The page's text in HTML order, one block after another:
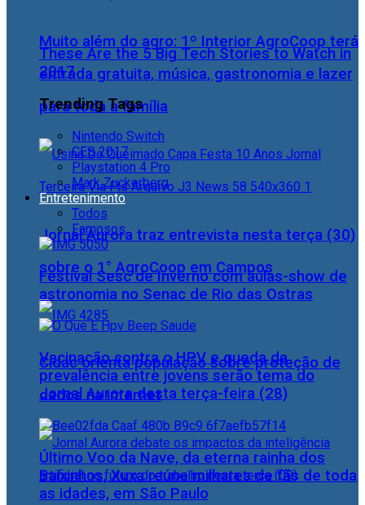
Muito além do agro: 1º Interior AgroCoop terá
entrada gratuita, música, gastronomia e lazer
para toda a família
Jornal Aurora traz entrevista nesta terça (30)
sobre o 1° AgroCoop em Campos
Cidac orienta população sobre proteção de
dados na internet
These Are the 5 Big Tech Stories to Watch in
2017
Trending Tags
Nintendo Switch
CES 2017
Playstation 4 Pro
Mark Zuckerberg
Entretenimento
Todos
Famosos
Festival Sesc de Inverno com aulas-show de
astronomia no Senac de Rio das Ostras
Vacinação contra o HPV e queda da
prevalência entre jovens serão tema do
Jornal Aurora desta terça-feira (28)
Último Voo da Nave, da eterna rainha dos
Baixinhos, Xuxa reúne milhares de fãs de toda
as idades, em São Paulo